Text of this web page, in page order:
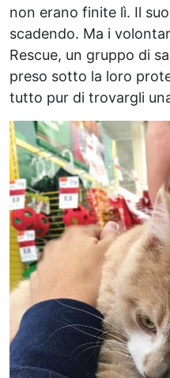
non erano finite lì. Il
scadendo. Ma i
Rescue, un gruppo di
preso sotto la loro
tutto pur di trovargli